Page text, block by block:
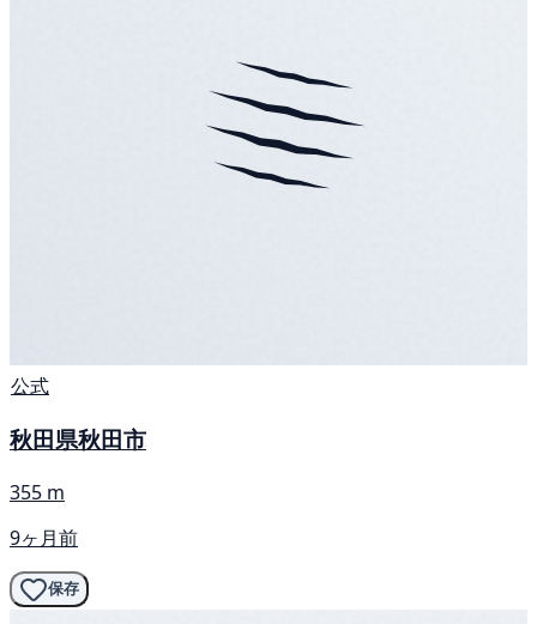
公式
秋田県秋田市
355 m
9ヶ月前
保存